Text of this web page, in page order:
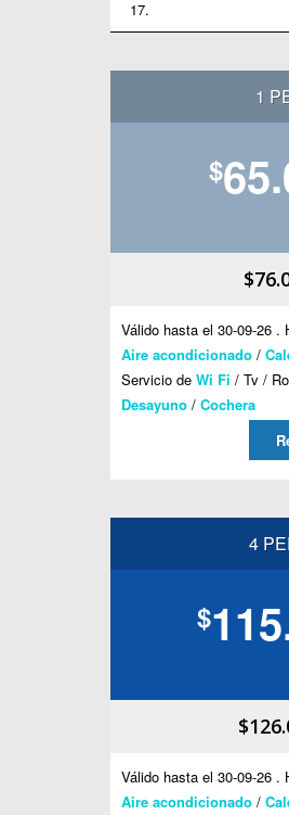
1
$
Válido hasta el 30-09-26 .
Aire acondicionado /
Servicio de Wi Fi / Tv /
Desayuno / Cochera
4
$
Válido hasta el 30-09-26 .
Aire acondicionado /